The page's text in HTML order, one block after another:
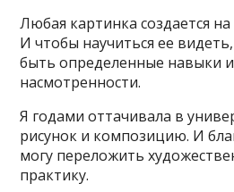
Любая картинка создается
И чтобы научиться ее
быть определенные навыки
насмотренности.
Я годами оттачивала в
рисунок и композицию. И
могу переложить
практику.